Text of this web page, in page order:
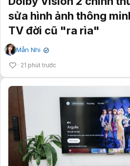
sửa hình ảnh thông
TV đời cũ "ra rìa"
Mẫn Nhi ✔
21 phút trước